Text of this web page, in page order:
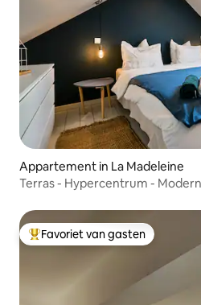
Appartement in La Madeleine
Terras - Hypercentrum - Modern
Topfavoriet van gasten
Favoriet van gasten